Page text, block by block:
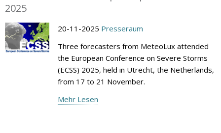
2025
20-11-2025 Presseraum
Three forecasters from MeteoLux attended
the European Conference on Severe Storms
(ECSS) 2025, held in Utrecht, the Netherlands,
from 17 to 21 November.
Mehr Lesen